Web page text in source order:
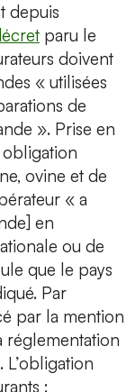
depuis
paru le
doivent
« utilisées
de
». Prise en
ovine et de
« a
en
ou de
que le pays
Par
par la mention
réglementation
: